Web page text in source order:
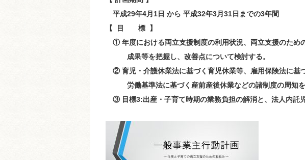
平成29年4月1日 から 平成32年3月31日までの3年間
【 目 標 】
① 年度における両立支援制度の利用状況、両立支援のため
成果等を把握し、 改善点について検討する。
② 育児・介護休業法に基づく育児休業等、雇用保険法に基
労働基準法に基づく産前産後休業などの諸制度の周知
③ 目標3:出産・子育て時期の業務負担の解消と、法人内託